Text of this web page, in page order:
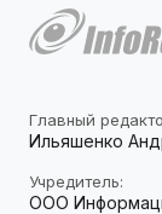
Главный
Ильяшенко
Учредитель:
ООО